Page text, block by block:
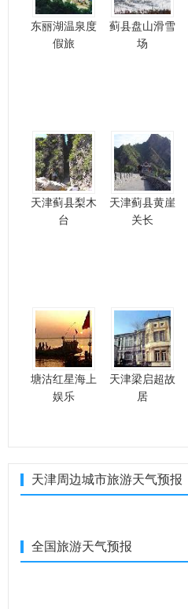
东丽湖温泉度
假旅
蓟县盘山滑雪
场
天津蓟县梨木
台
天津蓟县黄崖
关长
塘沽红星海上
娱乐
天津梁启超故
居
天津周边城市旅游天气预报
全国旅游天气预报